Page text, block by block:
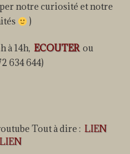
notre curiosité et notre
)
à 14h, ECOUTER ou
634 644)
Tout à dire : LIEN
LIEN